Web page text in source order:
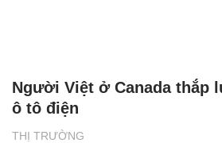
THỊ TRƯỜNG
Người Việt ở Canada thắp
ô tô điện